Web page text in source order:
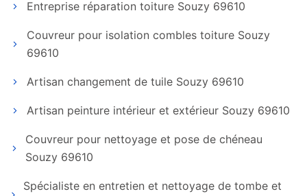
Entreprise réparation toiture Souzy 69610
Couvreur pour isolation combles toiture Souzy
69610
Artisan changement de tuile Souzy 69610
Artisan peinture intérieur et extérieur Souzy 69610
Couvreur pour nettoyage et pose de chéneau
Souzy 69610
Spécialiste en entretien et nettoyage de tombe et